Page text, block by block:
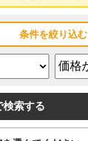
条件を絞り込む
検索する